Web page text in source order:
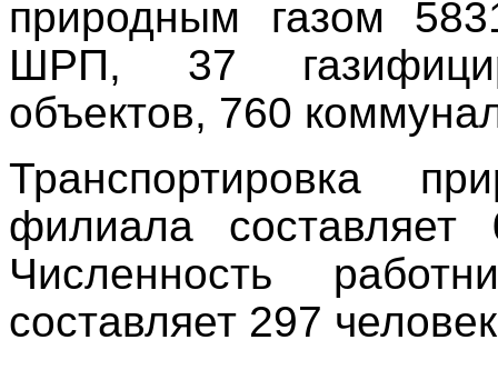
природным газом
ШРП, 37
объектов, 760
Транспортировка
филиала
Численность
составляет 297